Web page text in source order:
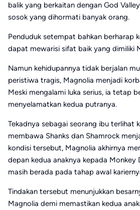
balik yang berkaitan dengan God
sosok yang dihormati banyak orang.
Penduduk setempat bahkan berharap
dapat mewarisi sifat baik yang dimiliki
Namun kehidupannya tidak berjalan
peristiwa tragis, Magnolia menjadi
Meski mengalami luka serius, ia tetap
menyelamatkan kedua putranya.
Tekadnya sebagai seorang ibu terlihat
membawa Shanks dan Shamrock
kondisi tersebut, Magnolia akhirnya
depan kedua anaknya kepada Monkey
masih berada pada tahap awal
Tindakan tersebut menunjukkan
Magnolia demi memastikan kedua